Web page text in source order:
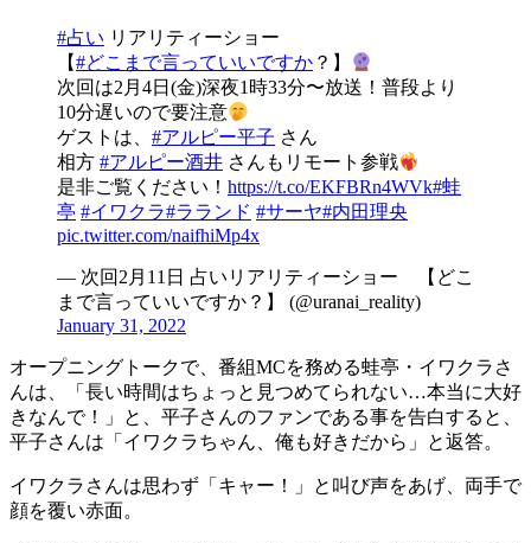
#占い リアリティーショー
【#どこまで言っていいですか ？】
次回は2月4日(金)深夜1時33分〜放送！普段より
10分遅いので要注意
ゲストは、 #アルピー平子 さん
相方 #アルピー酒井 さんもリモート参戦
是非ご覧ください！ https://t.co/EKFBRn4WVk#蛙
亭 #イワクラ#ラランド #サーヤ#内田理央
pic.twitter.com/naifhiMp4x
— 次回2月11日 占いリアリティーショー 【どこ
まで言っていいですか？】 (@uranai_reality)
January 31, 2022
オープニングトークで、番組MCを務める蛙亭・イワクラさ
んは、「長い時間はちょっと見つめてられない…本当に大好
きなんで！」と、平子さんのファンである事を告白すると、
平子さんは「イワクラちゃん、俺も好きだから」と返答。
イワクラさんは思わず「キャー！」と叫び声をあげ、両手で
顔を覆い赤面。